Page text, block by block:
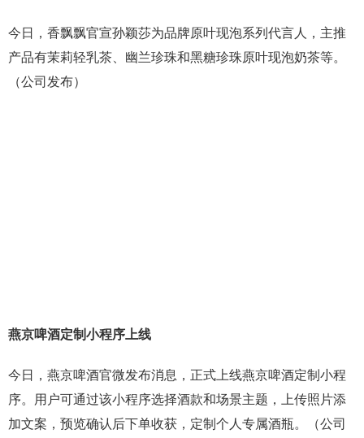
今日，香飘飘官宣孙颖莎为品牌原叶现泡系列代言人，主推
产品有茉莉轻乳茶、幽兰珍珠和黑糖珍珠原叶现泡奶茶等。
（公司发布）
燕京啤酒定制小程序上线
今日，燕京啤酒官微发布消息，正式上线燕京啤酒定制小程
序。用户可通过该小程序选择酒款和场景主题，上传照片添
加文案，预览确认后下单收获，定制个人专属酒瓶。（公司